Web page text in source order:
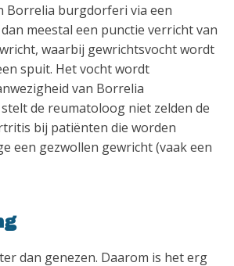
Borrelia burgdorferi via een
meestal een punctie verricht van
waarbij gewrichtsvocht wordt
spuit. Het vocht wordt
van Borrelia
de reumatoloog niet zelden de
bij patiënten die worden
een gezwollen gewricht (vaak een
dan genezen. Daarom is het erg